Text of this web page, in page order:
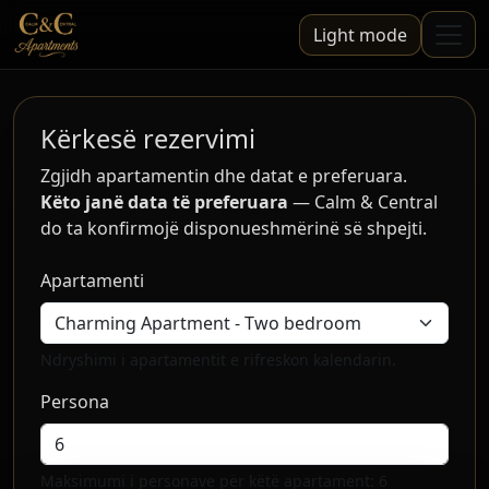
Light mode
Kërkesë rezervimi
Zgjidh apartamentin dhe datat e preferuara.
Këto janë data të preferuara — Calm & Central
do ta konfirmojë disponueshmërinë së shpejti.
Apartamenti
Ndryshimi i apartamentit e rifreskon kalendarin.
Persona
Maksimumi i personave për këtë apartament: 6